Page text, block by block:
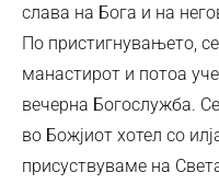
слава на Бога и на
По пристигнувањето,
манастирот и потоа
вечерна Богослужба.
во Божјиот хотел со
присуствуваме на